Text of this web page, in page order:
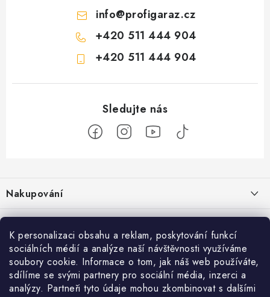
K personalizaci obsahu a reklam, poskytování funkcí
sociálních médií a analýze naší návštěvnosti využíváme
soubory cookie. Informace o tom, jak náš web používáte,
sdílíme se svými partnery pro sociální média, inzerci a
analýzy. Partneři tyto údaje mohou zkombinovat s dalšími
info@profigaraz.cz
+420 511 444 904
+420 511 444 904
p
a
Nakupování
Jak nakupovat
Obchodní podmínky
Doprava a platba
Cookies
Reklamace / vrácení zboží
Použití Dárkové poukázky
O nás
Kontakty
Služby